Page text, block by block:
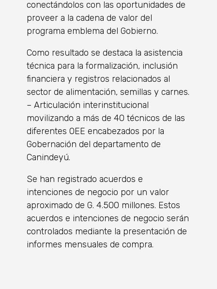
conectándolos con las oportunidades de
proveer a la cadena de valor del
programa emblema del Gobierno.
Como resultado se destaca la asistencia
técnica para la formalización, inclusión
financiera y registros relacionados al
sector de alimentación, semillas y carnes.
– Articulación interinstitucional
movilizando a más de 40 técnicos de las
diferentes OEE encabezados por la
Gobernación del departamento de
Canindeyú.
Se han registrado acuerdos e
intenciones de negocio por un valor
aproximado de G. 4.500 millones. Estos
acuerdos e intenciones de negocio serán
controlados mediante la presentación de
informes mensuales de compra.